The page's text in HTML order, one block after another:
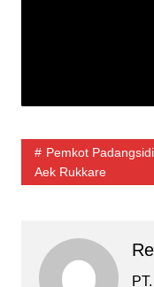
Pemkot
Aek Rukkare